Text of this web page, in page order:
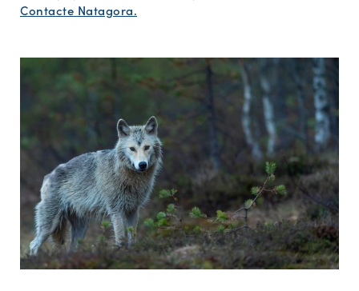
Contacte Natagora.